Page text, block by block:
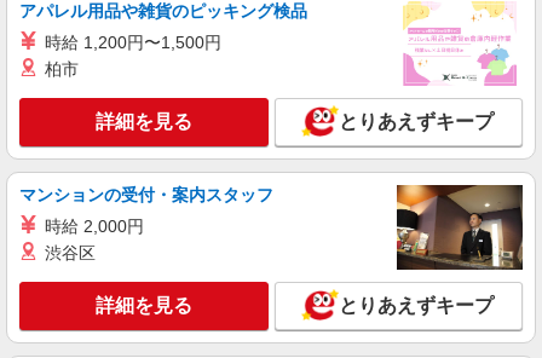
アパレル用品や雑貨のピッキング検品
時給 1,200円〜1,500円
柏市
詳細を見る とりあえずキープ
マンションの受付・案内スタッフ
時給 2,000円
渋谷区
詳細を見る とりあえずキープ